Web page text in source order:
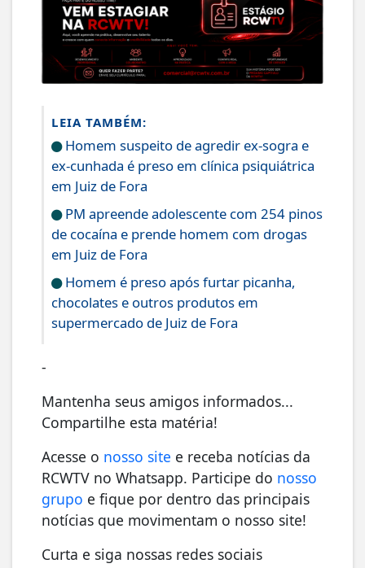
LEIA TAMBÉM:
Homem suspeito de agredir ex-sogra e
ex-cunhada é preso em clínica psiquiátrica
em Juiz de Fora
PM apreende adolescente com 254 pinos
de cocaína e prende homem com drogas
em Juiz de Fora
Homem é preso após furtar picanha,
chocolates e outros produtos em
supermercado de Juiz de Fora
-
Mantenha seus amigos informados...
Compartilhe esta matéria!
Acesse o nosso site e receba notícias da
RCWTV no Whatsapp. Participe do nosso
grupo e fique por dentro das principais
notícias que movimentam o nosso site!
Curta e siga nossas redes sociais